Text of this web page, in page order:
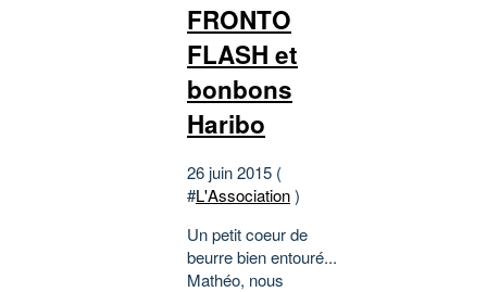
FRONTO
FLASH et
bonbons
Haribo
26 juin 2015 (
#L'Association)
Un petit coeur de
beurre bien entouré...
Mathéo, nous